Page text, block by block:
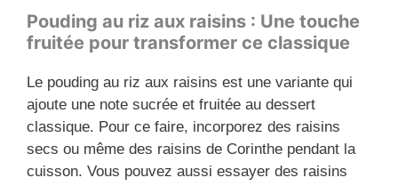
Pouding au riz aux raisins : Une touche
fruitée pour transformer ce classique
Le pouding au riz aux raisins est une variante qui
ajoute une note sucrée et fruitée au dessert
classique. Pour ce faire, incorporez des raisins
secs ou même des raisins de Corinthe pendant la
cuisson. Vous pouvez aussi essayer des raisins